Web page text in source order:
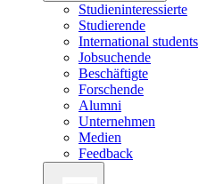
Studieninteressierte
Studierende
International students
Jobsuchende
Beschäftigte
Forschende
Alumni
Unternehmen
Medien
Feedback